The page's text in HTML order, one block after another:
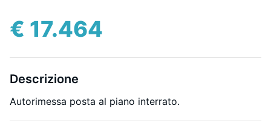
€ 17.464
Descrizione
Autorimessa posta al piano interrato.